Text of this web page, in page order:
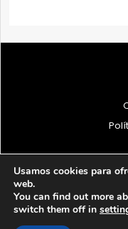
© 1997 - 2026
Usamos cookies para
web.
You can find out more
switch them off in